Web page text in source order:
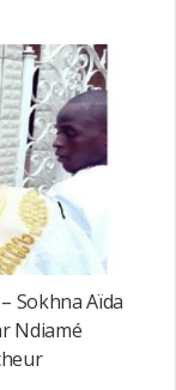
Sokhna Aïda
Ndiamé